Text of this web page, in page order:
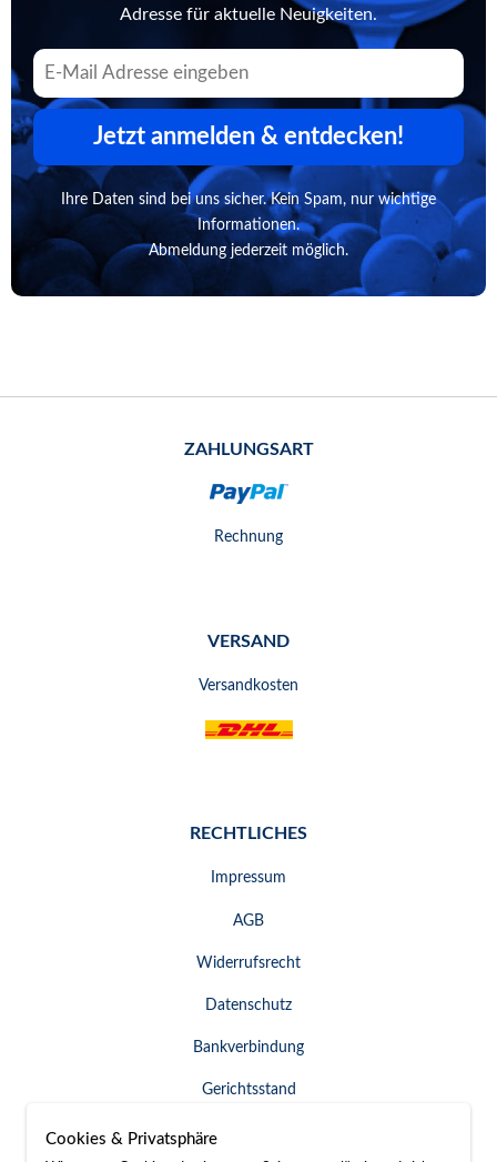
Adresse für aktuelle Neuigkeiten.
Jetzt anmelden & entdecken!
Ihre Daten sind bei uns sicher. Kein Spam, nur wichtige
Informationen.
Abmeldung jederzeit möglich.
ZAHLUNGSART
Rechnung
VERSAND
Versandkosten
RECHTLICHES
Impressum
AGB
Widerrufsrecht
Datenschutz
Bankverbindung
Gerichtsstand
Widerruf erklären
Cookies & Privatsphäre